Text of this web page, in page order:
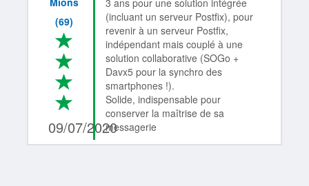
(69)
*
*
*
*
4/4
09/07/2020
3 ans pour une solution intégrée
(incluant un serveur Postfix), pour
revenir à un serveur Postfix,
indépendant mais couplé à une
solution collaborative (SOGo +
Davx5 pour la synchro des
smartphones !).
Solide, indispensable pour
conserver la maîtrise de sa
messagerie